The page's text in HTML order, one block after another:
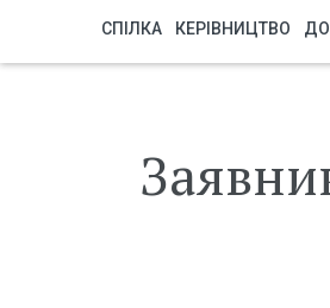
СПІЛКА КЕРІВНИЦТВО